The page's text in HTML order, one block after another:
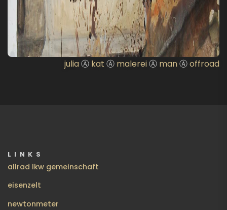
juliaⒶ kat Ⓐ malereiⒶ manⒶoffroad
LINKS
allrad lkw gemeinschaft
eisenzelt
newtonmeter